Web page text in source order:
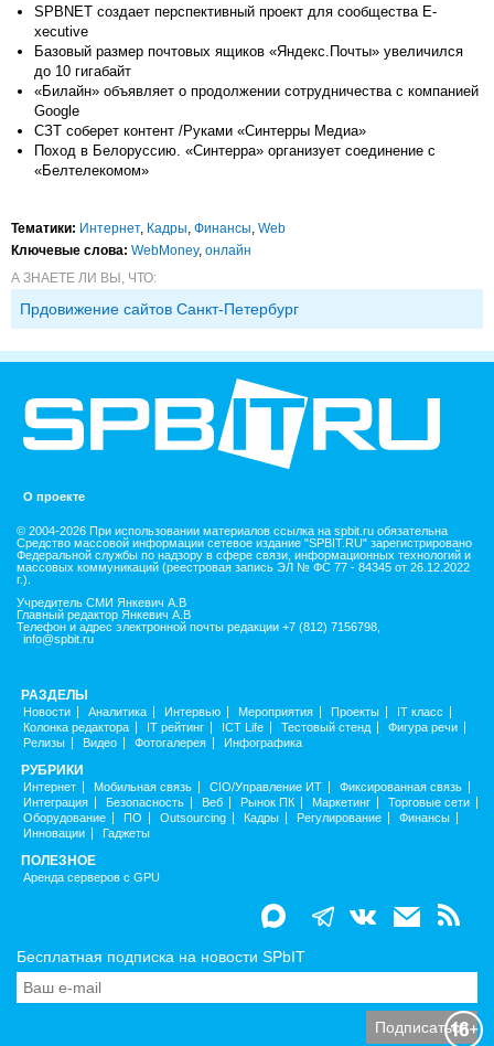
SPBNET создает перспективный проект для сообщества E-
xecutive
Базовый размер почтовых ящиков «Яндекс.Почты» увеличился
до 10 гигабайт
«Билайн» объявляет о продолжении сотрудничества с компанией
Google
СЗТ соберет контент /Руками «Синтерры Медиа»
Поход в Белоруссию. «Синтерра» организует соединение с
«Белтелекомом»
Тематики: Интернет, Кадры Финансы Web
Ключевые слова: WebMoney, онлайн
А ЗНАЕТЕ ЛИ ВЫ, ЧТО:
Прдовижение сайтов Санкт-Петербург
О проекте
© 2004-2026 При использовании материалов ссылка на spbit.ru обязательна
Средство массовой информации сетевое издание "SPBIT.RU" зарегистрировано
Федеральной службы по надзору в сфере связи, информационных технологий и
массовых коммуникаций (реестровая запись ЭЛ № ФС 77 - 84345 от 26.12.2022
г.).
Учредитель СМИ Янкевич А.В
Главный редактор Янкевич А.В
Телефон и адрес электронной почты редакции +7 (812) 7156798,
info@spbit.ru
РАЗДЕЛЫ
Новости Аналитика Интервью Мероприятия Проекты
IT класс
Колонка редактора
IT рейтинг ICT Life Тестовый стенд
Фигура речи
Релизы
Видео Фотогалерея Инфографика
РУБРИКИ
Интернет Мобильная связь CIO/Управление ИТ
Фиксированная связь
Интеграция
Безопасность Веб Рынок ПК Маркетинг
Торговые сети
Оборудование
ПО Outsourcing Кадры Регулирование
Финансы
Инновации
Гаджеты
ПОЛЕЗНОЕ
Аренда серверов с GPU
Бесплатная подписка на новости SPbIT